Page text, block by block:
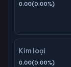
0.00(0.00%)
Kim loại
0.00(0.00%)